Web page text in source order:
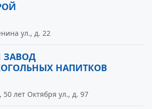
ул., д. 22
ЗАВОД
НАПИТКОВ
лет Октября ул., д. 97